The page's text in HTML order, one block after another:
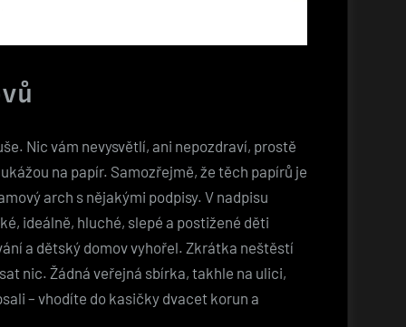
Nic vám nevysvětlí, ani nepozdraví, prostě
na papír. Samozřejmě, že těch papírů je
arch s nějakými podpisy. V nadpisu
ideálně, hluché, slepé a postižené děti
a dětský domov vyhořel. Zkrátka neštěstí
nic. Žádná veřejná sbírka, takhle na ulici,
– vhodíte do kasičky dvacet korun a